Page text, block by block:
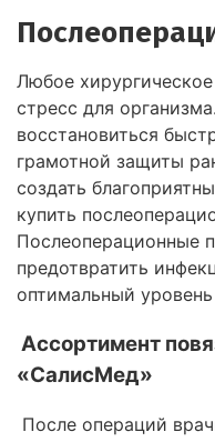
Любое
стресс для
восстановиться
грамотной защиты
создать
купить
Послеоперационные
предотвратить
оптимальный
Ассортимент
«СалисМед»
После операций